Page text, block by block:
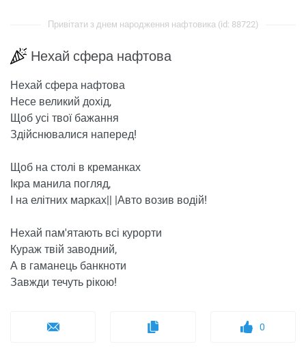
Привітати з днем ​​народження нафтовика (id: 88722)
Нехай сфера нафтова
Нехай сфера нафтова
Несе великий дохід,
Щоб усі твої бажання
Здійснювалися наперед!
Щоб на столі в креманках
Ікра манила погляд,
І на елітних марках|| |Авто возив водій!
Нехай пам'ятають всі курорти
Кураж твій заводний,
А в гаманець банкноти
Завжди течуть рікою!
0